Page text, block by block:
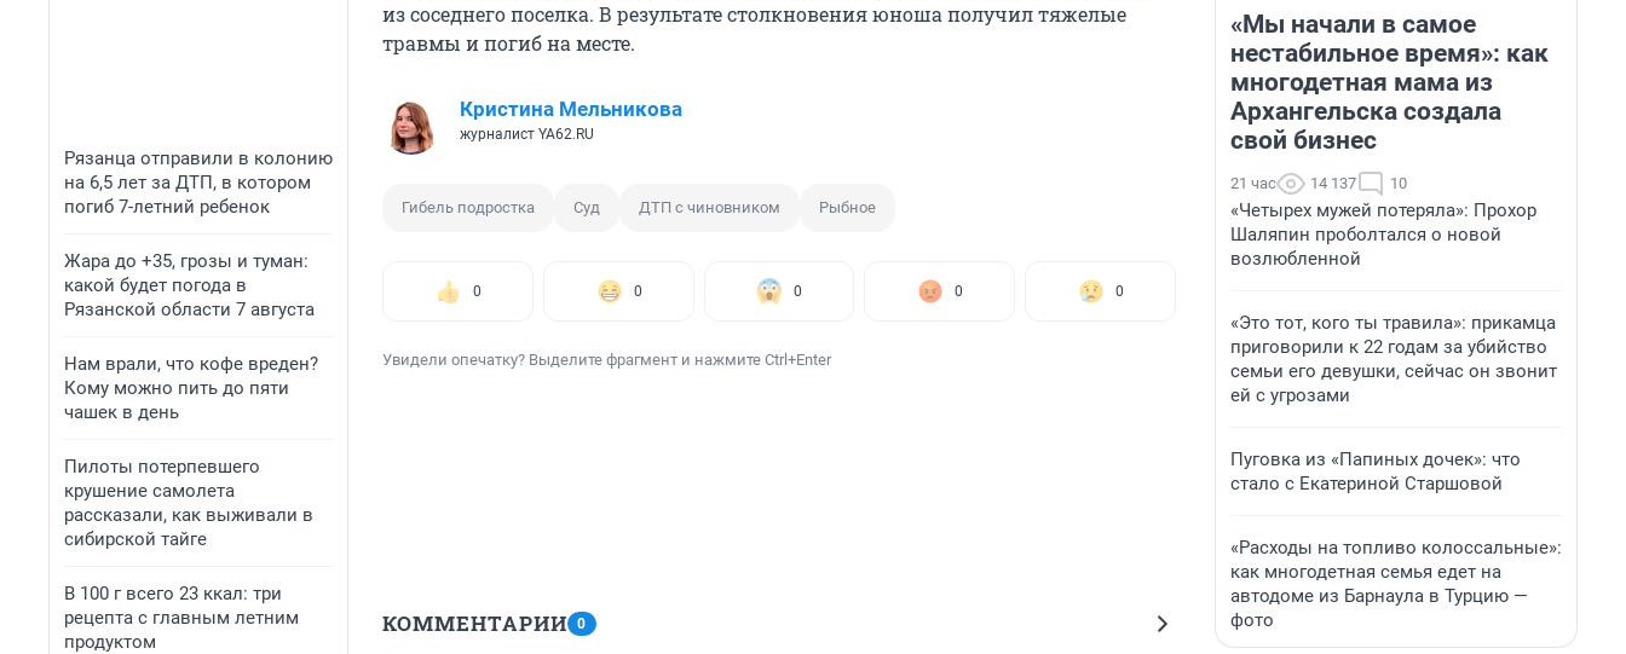
Рязанца отправили в колонию
на 6,5 лет за ДТП, в котором
погиб 7-летний ребенок
Жара до +35, грозы и туман:
какой будет погода в
Рязанской области 7 августа
Нам врали, что кофе вреден?
Кому можно пить до пяти
чашек в день
Пилоты потерпевшего
крушение самолета
рассказали, как выживали в
сибирской тайге
В 100 г всего 23 ккал: три
рецепта с главным летним
продуктом
из соседнего поселка. В результате столкновения юноша получил тяжелые
травмы и погиб на месте.
Кристина Мельникова
журналист YA62.RU
Гибель подростка Суд ДТП с чиновником Рыбное
0 0 0 0 0
Увидели опечатку? Выделите фрагмент и нажмите Ctrl+Enter
КОММЕНТАРИИ 0
«Мы начали в самое
нестабильное время»: как
многодетная мама из
Архангельска создала
свой бизнес
21 час 14 137 10
«Четырех мужей потеряла»: Прохор
Шаляпин проболтался о новой
возлюбленной
«Это тот, кого ты травила»: прикамца
приговорили к 22 годам за убийство
семьи его девушки, сейчас он звонит
ей с угрозами
Пуговка из «Папиных дочек»: что
стало с Екатериной Старшовой
«Расходы на топливо колоссальные»:
как многодетная семья едет на
автодоме из Барнаула в Турцию —
фото